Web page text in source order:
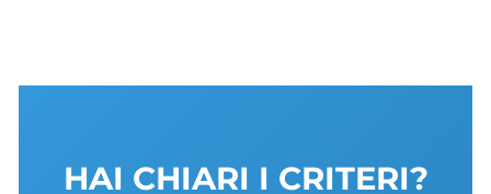
HAI CHIARI I CRITERI?